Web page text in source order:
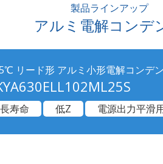
製品ラインアップ
アルミ電解コンデ
リード形 アルミ小形電解コンデ
長寿命
低Z 電源出力平滑